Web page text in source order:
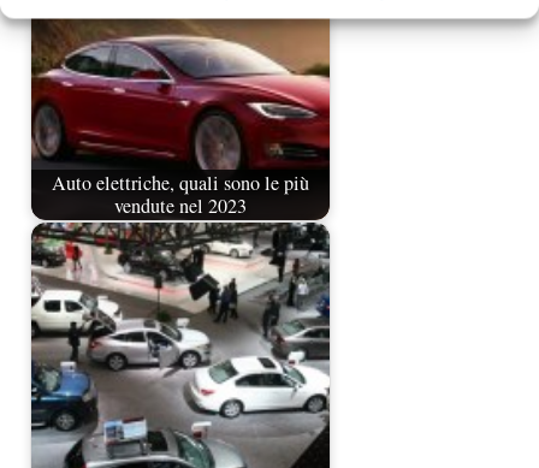
Auto elettriche, quali sono le più
vendute nel 2023